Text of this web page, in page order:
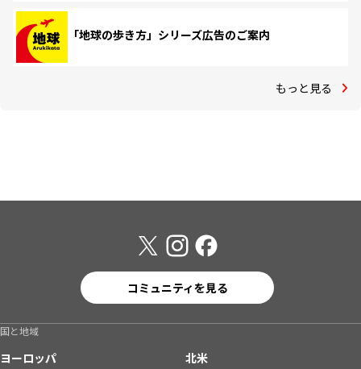
「地球の歩き方」シリーズ広告のご案内
もっと見る
コミュニティを見る
国と地域
ヨーロッパ
北米